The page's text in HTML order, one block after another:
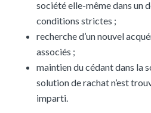
société elle-même dans un
conditions strictes ;
recherche d’un nouvel
associés ;
maintien du cédant dans la
solution de rachat n’est
imparti.